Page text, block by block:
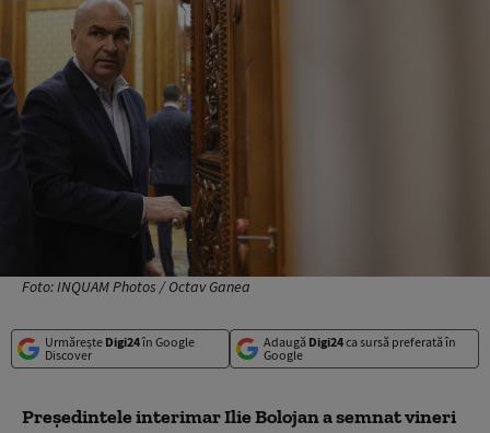
Foto: INQUAM Photos / Octav Ganea
Urmărește Digi24în Google
Discover
Adaugă Digi24ca sursă preferată în
Google
Președintele interimar Ilie Bolojan a semnat vineri